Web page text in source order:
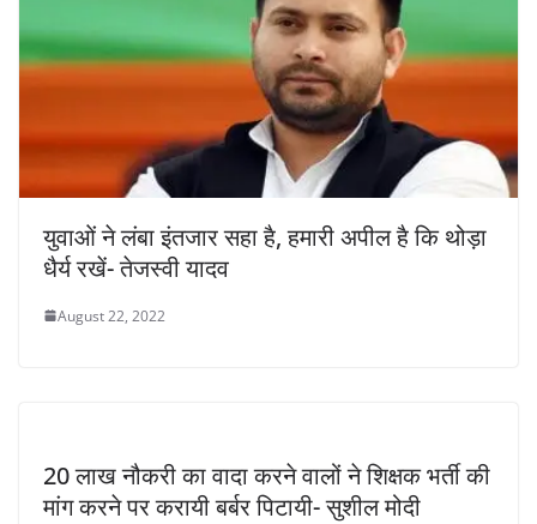
युवाओं ने लंबा इंतजार सहा है, हमारी अपील है कि थोड़ा
धैर्य रखें- तेजस्वी यादव
August 22, 2022
20 लाख नौकरी का वादा करने वालों ने शिक्षक भर्ती की
मांग करने पर करायी बर्बर पिटायी- सुशील मोदी